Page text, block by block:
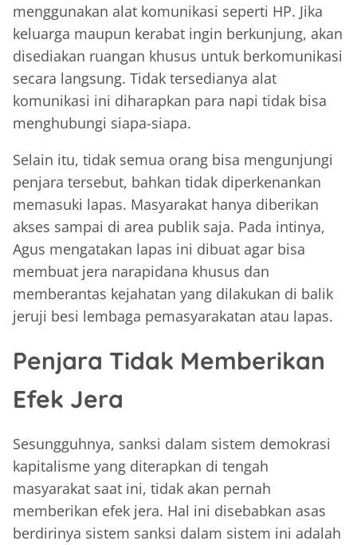
menggunakan alat komunikasi seperti HP. Jika
keluarga maupun kerabat ingin berkunjung, akan
disediakan ruangan khusus untuk berkomunikasi
secara langsung. Tidak tersedianya alat
komunikasi ini diharapkan para napi tidak bisa
menghubungi siapa-siapa.
Selain itu, tidak semua orang bisa mengunjungi
penjara tersebut, bahkan tidak diperkenankan
memasuki lapas. Masyarakat hanya diberikan
akses sampai di area publik saja. Pada intinya,
Agus mengatakan lapas ini dibuat agar bisa
membuat jera narapidana khusus dan
memberantas kejahatan yang dilakukan di balik
jeruji besi lembaga pemasyarakatan atau lapas.
Penjara Tidak Memberikan
Efek Jera
Sesungguhnya, sanksi dalam sistem demokrasi
kapitalisme yang diterapkan di tengah
masyarakat saat ini, tidak akan pernah
memberikan efek jera. Hal ini disebabkan asas
berdirinya sistem sanksi dalam sistem ini adalah